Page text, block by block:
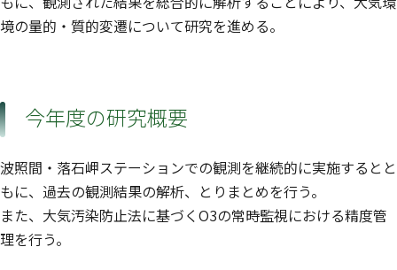
境の量的・質的変遷について研究を進める。
今年度の研究概要
波照間・落石岬ステーションでの観測を継続的に実施するとと
もに、過去の観測結果の解析、とりまとめを行う。
また、大気汚染防止法に基づくO3の常時監視における精度管
理を行う。